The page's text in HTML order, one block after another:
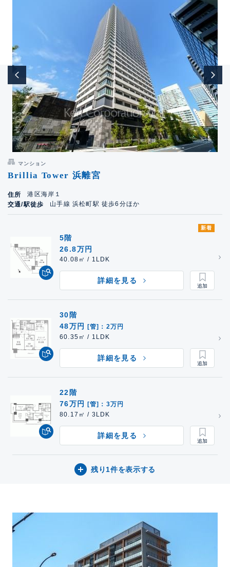
マンション
Brillia Tower 浜離宮
住所
港区海岸１
交通/駅徒歩
山手線 浜松町駅 徒歩6分ほか
新着
5階
26.8万円
40.08㎡ / 1LDK
詳細を見る
30階
48万円
[管]：2万円
60.35㎡ / 1LDK
詳細を見る
22階
76万円
[管]：3万円
80.17㎡ / 3LDK
詳細を見る
残り1件を表示する